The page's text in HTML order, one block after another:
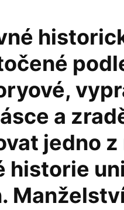
a
jedno
historie